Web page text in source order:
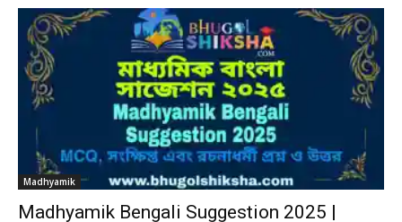
Madhyamik
Madhyamik Bengali Suggestion 2025 |